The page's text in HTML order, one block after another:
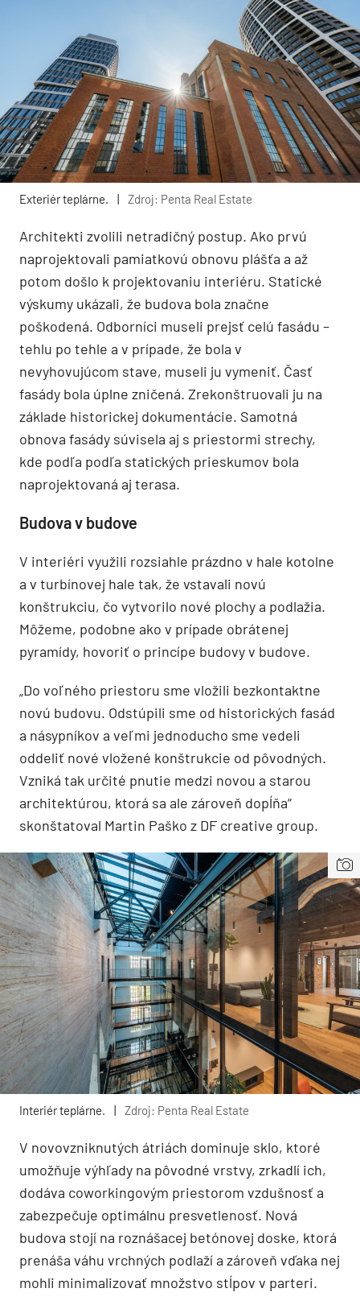
Exteriér teplárne. Zdroj: Penta Real Estate
Architekti zvolili netradičný postup. Ako prvú
naprojektovali pamiatkovú obnovu plášťa a až
potom došlo k projektovaniu interiéru. Statické
výskumy ukázali, že budova bola značne
poškodená. Odborníci museli prejsť celú fasádu –
tehlu po tehle a v prípade, že bola v
nevyhovujúcom stave, museli ju vymeniť. Časť
fasády bola úplne zničená. Zrekonštruovali ju na
základe historickej dokumentácie. Samotná
obnova fasády súvisela aj s priestormi strechy,
kde podľa podľa statických prieskumov bola
naprojektovaná aj terasa.
Budova v budove
V interiéri využili rozsiahle prázdno v hale kotolne
a v turbínovej hale tak, že vstavali novú
konštrukciu, čo vytvorilo nové plochy a podlažia.
Môžeme, podobne ako v prípade obrátenej
pyramídy, hovoriť o princípe budovy v budove.
„Do voľného priestoru sme vložili bezkontaktne
novú budovu. Odstúpili sme od historických fasád
a násypníkov a veľmi jednoducho sme vedeli
oddeliť nové vložené konštrukcie od pôvodných.
Vzniká tak určité pnutie medzi novou a starou
architektúrou, ktorá sa ale zároveň dopĺňa“
skonštatoval Martin Paško z DF creative group.
Interiér teplárne. | Zdroj: Penta Real Estate
V novovzniknutých átriách dominuje sklo, ktoré
umožňuje výhľady na pôvodné vrstvy, zrkadlí ich,
dodáva coworkingovým priestorom vzdušnosť a
zabezpečuje optimálnu presvetlenosť. Nová
budova stojí na roznášacej betónovej doske, ktorá
prenáša váhu vrchných podlaží a zároveň vďaka nej
mohli minimalizovať množstvo stĺpov v parteri.